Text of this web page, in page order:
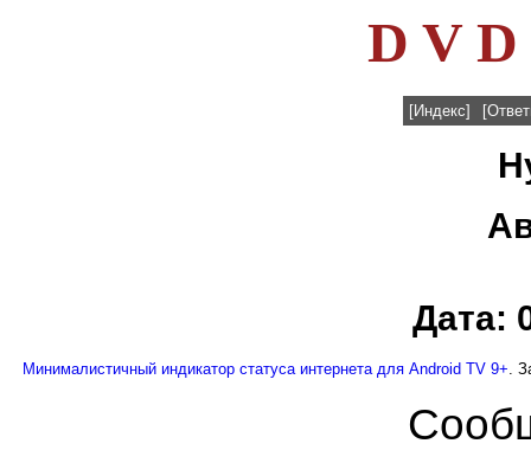
D V D
[Индекс]
Дата:
Минималистичный индикатор статуса интернета для Android TV 9+.